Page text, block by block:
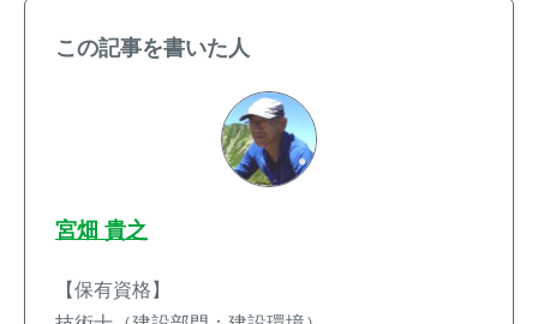
この記事を書いた人
宮畑 貴之
【保有資格】